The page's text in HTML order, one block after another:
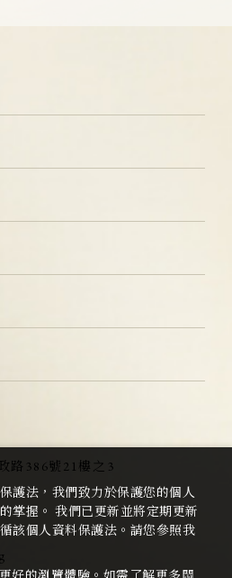
路386號21樓之3
護法，我們致力於保護您的個人
掌握。 我們已更新並將定期更新
該個人資料保護法。請您參照我